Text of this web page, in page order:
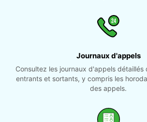
Journaux d'appels
Consultez les journaux d'appels détaillés
entrants et sortants, y compris les
des appels.